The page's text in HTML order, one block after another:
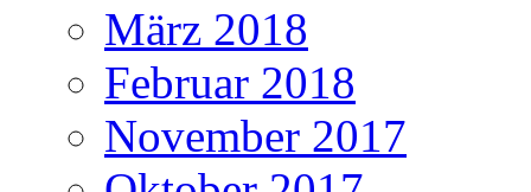
März 2018
Februar 2018
November 2017